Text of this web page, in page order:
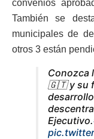
convenios
También se
municipales de
otros 3 están
Conozca
🇬🇹 y su
Ejecutivo.